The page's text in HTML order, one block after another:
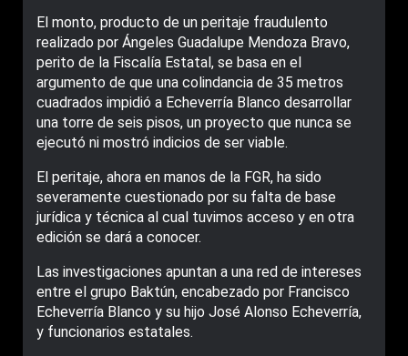
El monto, producto de un peritaje fraudulento
realizado por Ángeles Guadalupe Mendoza Bravo,
perito de la Fiscalía Estatal, se basa en el
argumento de que una colindancia de 35 metros
cuadrados impidió a Echeverría Blanco desarrollar
una torre de seis pisos, un proyecto que nunca se
ejecutó ni mostró indicios de ser viable.
El peritaje, ahora en manos de la FGR, ha sido
severamente cuestionado por su falta de base
jurídica y técnica al cual tuvimos acceso y en otra
edición se dará a conocer.
Las investigaciones apuntan a una red de intereses
entre el grupo Baktún, encabezado por Francisco
Echeverría Blanco y su hijo José Alonso Echeverría,
y funcionarios estatales.